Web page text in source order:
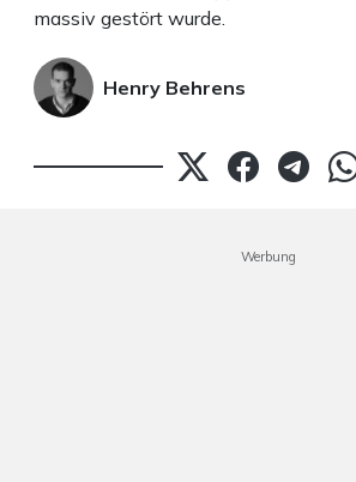
massiv gestört wurde.
Henry Behrens
Werbung